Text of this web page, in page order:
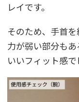
レイです。
そのため、手首
力が弱い部分も
いいフィット感で